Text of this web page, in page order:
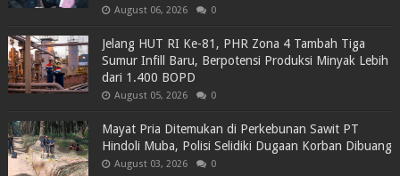
August 06, 2026 0
Jelang HUT RI Ke-81, PHR Zona 4 Tambah Tiga
Sumur Infill Baru, Berpotensi Produksi Minyak Lebih
dari 1.400 BOPD
August 05, 2026 0
Mayat Pria Ditemukan di Perkebunan Sawit PT
Hindoli Muba, Polisi Selidiki Dugaan Korban Dibuang
August 03, 2026 0